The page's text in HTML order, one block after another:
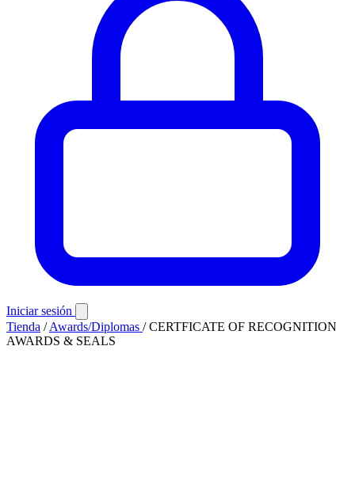
Iniciar sesión
Tienda / Awards/Diplomas / CERTFICATE OF RECOGNITION
AWARDS & SEALS